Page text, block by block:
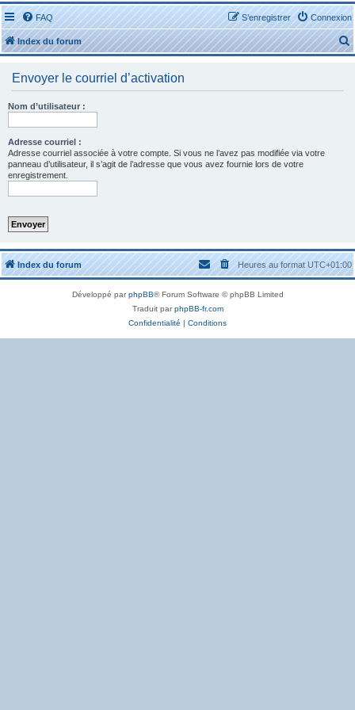
FAQ Connexion
S’enregistrer
Index du forum
e
Envoyer le courriel d’activation
Nom d’utilisateur :
Adresse courriel :
Adresse courriel associée à votre compte. Si vous ne l’avez pas modifiée via votre
panneau d’utilisateur, il s’agit de l’adresse que vous avez fournie lors de votre
enregistrement.
Index du forum Heures au formatUTC+01:00
Développé parphpBB® Forum Software © phpBB Limited
Traduit parphpBB-fr.com
Confidentialité | Conditions